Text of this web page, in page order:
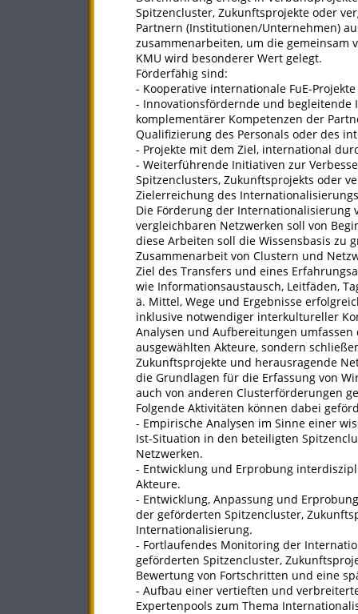
Spitzencluster, Zukunftsprojekte oder
Partnern (Institutionen/Unternehmen)
zusammenarbeiten, um die gemeinsam
KMU wird besonderer Wert gelegt.
Förderfähig sind:
- Kooperative internationale FuE-
- Innovationsfördernde und
komplementärer Kompetenzen der
Qualifizierung des Personals oder des
- Projekte mit dem Ziel, international
- Weiterführende Initiativen zur
Spitzenclusters, Zukunftsprojekts oder
Zielerreichung des
Die Förderung der Internationalisierung
vergleichbaren Netzwerken soll von
diese Arbeiten soll die Wissensbasis zu
Zusammenarbeit von Clustern und
Ziel des Transfers und eines
wie Informationsaustausch, Leitfäden,
ä. Mittel, Wege und Ergebnisse
inklusive notwendiger interkultureller
Analysen und Aufbereitungen
ausgewählten Akteure, sondern
Zukunftsprojekte und herausragende
die Grundlagen für die Erfassung von
auch von anderen Clusterförderungen
Folgende Aktivitäten können dabei
- Empirische Analysen im Sinne einer
Ist-Situation in den beteiligten
Netzwerken.
- Entwicklung und Erprobung
Akteure.
- Entwicklung, Anpassung und
der geförderten Spitzencluster,
Internationalisierung.
- Fortlaufendes Monitoring der
geförderten Spitzencluster,
Bewertung von Fortschritten und eine
- Aufbau einer vertieften und
Expertenpools zum Thema